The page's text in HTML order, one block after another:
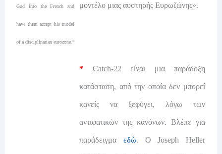
God into the French and
have them accept his model
of a disciplinarian eurozone.”
μοντέλο μιας αυστηρής Ευρωζώνης».
* Catch-22 είναι μια παράδοξη
κατάσταση, από την οποία δεν μπορεί
κανείς να ξεφύγει, λόγω των
αντιφατικών της κανόνων. Βλέπε για
παράδειγμα εδώ. Ο Joseph Heller